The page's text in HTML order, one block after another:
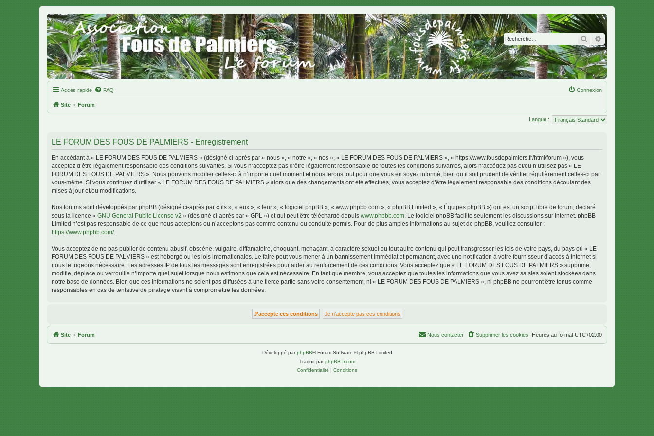
Rechercher
Accès rapide FAQ Connexion
Site Forum
Langue :
LE FORUM DES FOUS DE PALMIERS - Enregistrement
En accédant à « LE FORUM DES FOUS DE PALMIERS » (désigné ci-après par « nous », « notre », « nos », « LE FORUM DES FOUS DE PALMIERS », « https://www.fousdepalmiers.fr/html/forum »), vous
acceptez d’être légalement responsable des conditions suivantes. Si vous n’acceptez pas d’être légalement responsable de toutes les conditions suivantes, alors n’accédez pas et/ou n’utilisez pas « LE
FORUM DES FOUS DE PALMIERS ». Nous pouvons modifier celles-ci à n’importe quel moment et nous ferons tout pour que vous en soyez informé, bien qu’il soit prudent de vérifier régulièrement celles-ci par
vous-même. Si vous continuez d’utiliser « LE FORUM DES FOUS DE PALMIERS » alors que des changements ont été effectués, vous acceptez d’être légalement responsable des conditions découlant des
mises à jour et/ou modifications.
Nos forums sont développés par phpBB (désigné ci-après par « ils », « eux », « leur », « logiciel phpBB », « www.phpbb.com », « phpBB Limited », « Équipes phpBB ») qui est un script libre de forum, déclaré
sous la licence « GNU General Public License v2 » (désigné ci-après par « GPL ») et qui peut être téléchargé depuis www.phpbb.com . Le logiciel phpBB facilite seulement les discussions sur Internet. phpBB
Limited n’est pas responsable de ce que nous acceptons ou n’acceptons pas comme contenu ou conduite permis. Pour de plus amples informations au sujet de phpBB, veuillez consulter :
https://www.phpbb.com/.
Vous acceptez de ne pas publier de contenu abusif, obscène, vulgaire, diffamatoire, choquant, menaçant, à caractère sexuel ou tout autre contenu qui peut transgresser les lois de votre pays, du pays où « LE
FORUM DES FOUS DE PALMIERS » est hébergé ou les lois internationales. Le faire peut vous mener à un bannissement immédiat et permanent, avec une notification à votre fournisseur d’accès à Internet si
nous le jugeons nécessaire. Les adresses IP de tous les messages sont enregistrées pour aider au renforcement de ces conditions. Vous acceptez que « LE FORUM DES FOUS DE PALMIERS » supprime,
modifie, déplace ou verrouille n’importe quel sujet lorsque nous estimons que cela est nécessaire. En tant que membre, vous acceptez que toutes les informations que vous avez saisies soient stockées dans
notre base de données. Bien que ces informations ne soient pas diffusées à une tierce partie sans votre consentement, ni « LE FORUM DES FOUS DE PALMIERS », ni phpBB ne pourront être tenus comme
responsables en cas de tentative de piratage visant à compromettre les données.
Site Forum Heures au format UTC+02:00
Supprimer les cookies
Nous contacter
Développé parphpBB® Forum Software © phpBB Limited
Traduit parphpBB-fr.com
Confidentialité | Conditions